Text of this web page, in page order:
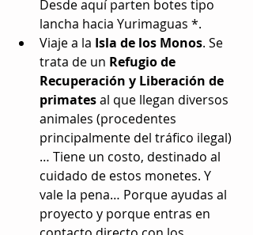
Desde aquí parten botes tipo
lancha hacia Yurimaguas *.
Viaje a la Isla de los Monos. Se
trata de un Refugio de
Recuperación y Liberación de
primates al que llegan diversos
animales (procedentes
principalmente del tráfico ilegal)
… Tiene un costo, destinado al
cuidado de estos monetes. Y
vale la pena… Porque ayudas al
proyecto y porque entras en